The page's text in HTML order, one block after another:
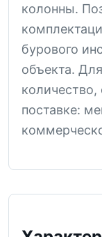
колонны.
бурового
объекта.
количество,
поставке: